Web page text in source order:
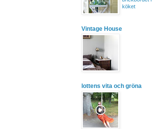
köket
Vintage House
lottens vita och gröna